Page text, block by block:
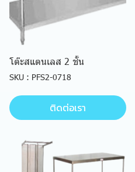
โต๊ะสแตนเลส 2 ชั้น
SKU : PFS2-0718
ติดต่อเรา